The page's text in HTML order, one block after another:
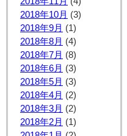
2018年10月 (3)
2018年9月 (1)
2018年8月 (4)
2018年7月 (8)
2018年6月 (3)
2018年5月 (3)
2018年4月 (2)
2018年3月 (2)
2018年2月 (1)